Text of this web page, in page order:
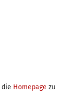
Homepage zu